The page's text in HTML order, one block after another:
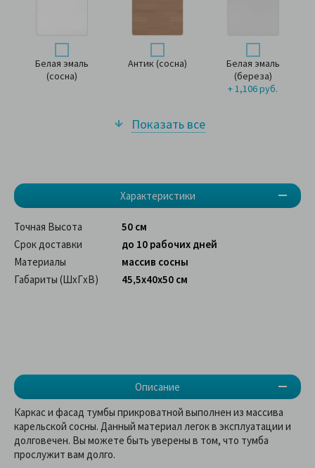
Белая эмаль
(сосна)
Антик (сосна)
Белая эмаль
(береза)
+ 1,106 руб.
Показать все
Характеристики
Описание
Точная Высота
50 см
Срок доставки
до 10 рабочих дней
Материалы
массив сосны
Габариты (ШхГхВ)
45,5x40x50 см
Каркас и фасад тумбы прикроватной выполнен из массива
карельской сосны. Данный материал легок в эксплуатации и
долговечен. Вы можете быть уверены в том, что тумба
прослужит вам долго.